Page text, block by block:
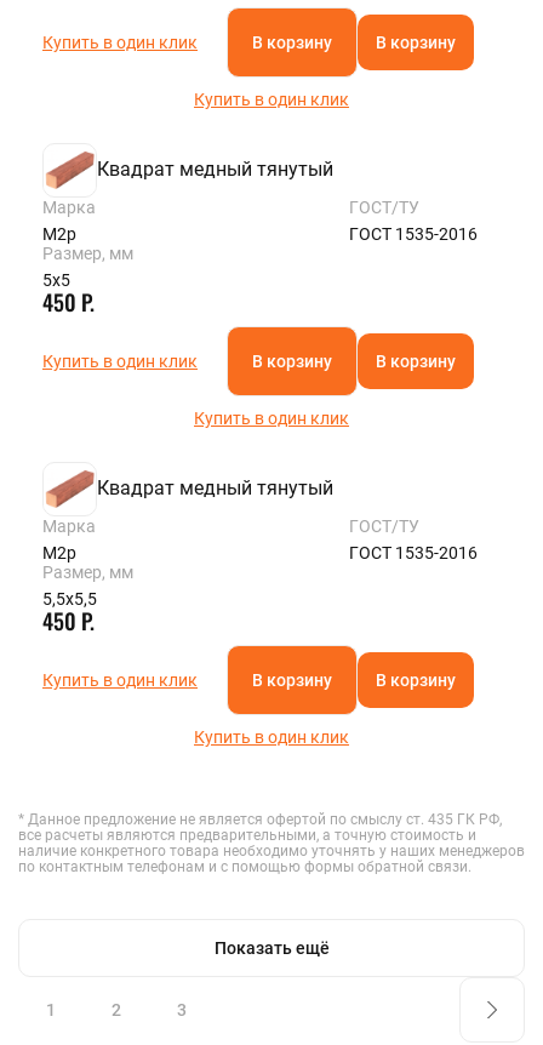
Купить в один клик В корзину В корзину
Купить в один клик
Квадрат медный тянутый
Марка
М2р
ГОСТ/ТУ
ГОСТ 1535-2016
Размер, мм
5х5
450 Р.
Купить в один клик В корзину В корзину
Купить в один клик
Квадрат медный тянутый
Марка
М2р
ГОСТ/ТУ
ГОСТ 1535-2016
Размер, мм
5,5х5,5
450 Р.
Купить в один клик В корзину В корзину
Купить в один клик
* Данное предложение не является офертой по смыслу ст. 435 ГК РФ,
все расчеты являются предварительными, а точную стоимость и
наличие конкретного товара необходимо уточнять у наших менеджеров
по контактным телефонам и с помощью формы обратной связи.
Показать ещё
1 2 3